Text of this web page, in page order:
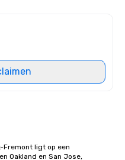
Fremont ligt op een
Oakland en San Jose,